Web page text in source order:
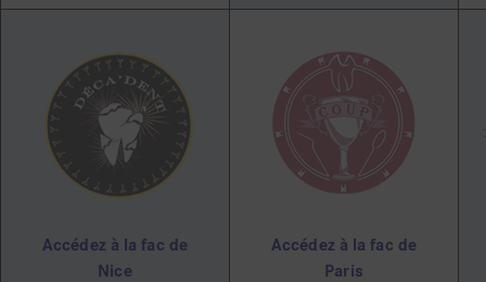
Accédez à la fac de
Nice
Accédez à la fac de
Paris